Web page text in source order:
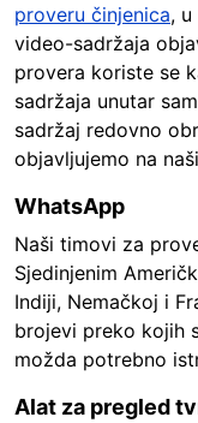
proveru činjenica,
video-sadržaja
provera koriste se
sadržaja unutar
sadržaj redovno
objavljujemo na
WhatsApp
Naši timovi za
Sjedinjenim
Indiji, Nemačkoj i
brojevi preko kojih
možda potrebno
Alat za pregled